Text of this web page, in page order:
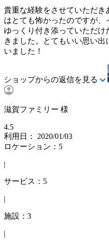
貴重な経験をさせていただ
はとても怖かったのですが、
ゆっくり付き添っていただ
きました。とてもいい思い
いました！
ショップからの返信を見る
滋賀ファミリー 様
4.5
利用日： 2020/01/03
ロケーション：5
|
サービス：5
|
施設：3
|